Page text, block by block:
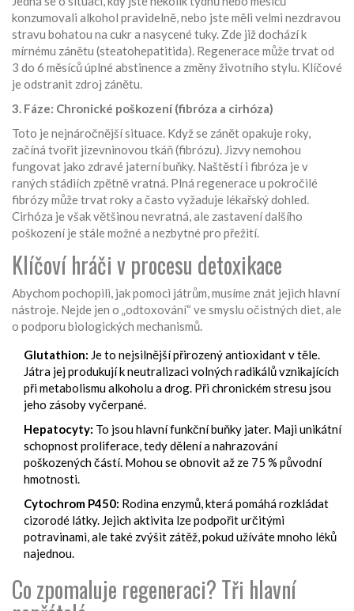
konzumovali alkohol pravidelně, nebo jste měli velmi nezdravou
stravu bohatou na cukr a nasycené tuky. Zde již dochází k
mírnému zánětu (steatohepatitida). Regenerace může trvat od
3 do 6 měsíců úplné abstinence a změny životního stylu. Klíčové
je odstranit zdroj zánětu.
3. Fáze: Chronické poškození (fibróza a cirhóza)
Toto je nejnáročnější situace. Když se zánět opakuje roky,
začíná tvořit jizevninovou tkáň (fibrózu). Jizvy nemohou
fungovat jako zdravé jaterní buňky. Naštěstí i fibróza je v
raných stádiích zpětně vratná. Plná regenerace u pokročilé
fibrózy může trvat roky a často vyžaduje lékařský dohled.
Cirhóza je však většinou nevratná, ale zastavení dalšího
poškození je stále možné a nezbytné pro přežití.
Klíčoví hráči v procesu detoxikace
Abychom pochopili, jak pomoci játrům, musíme znát jejich hlavní
nástroje. Nejde jen o „odtoxování“ ve smyslu očistných diet, ale
o podporu biologických mechanismů.
Glutathion: Je to nejsilnější přirozený antioxidant v těle.
Játra jej produkují k neutralizaci volných radikálů vznikajících
při metabolismu alkoholu a drog. Při chronickém stresu jsou
jeho zásoby vyčerpané.
Hepatocyty: To jsou hlavní funkční buňky jater. Maji unikátní
schopnost proliferace, tedy dělení a nahrazování
poškozených částí. Mohou se obnovit až ze 75 % původní
hmotnosti.
Cytochrom P450: Rodina enzymů, která pomáhá rozkládat
cizorodé látky. Jejich aktivita lze podpořit určitými
potravinami, ale také zvýšit zátěž, pokud užíváte mnoho léků
najednou.
Co zpomaluje regeneraci? Tři hlavní